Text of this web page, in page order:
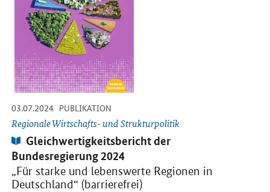
03.07.2024 -
PUBLIKATION
Regionale Wirtschafts- und Strukturpolitik
Publikation:
Gleichwertigkeitsbericht der
Bundesregierung 2024
„Für starke und lebenswerte Regionen in
Deutschland“ (barrierefrei)